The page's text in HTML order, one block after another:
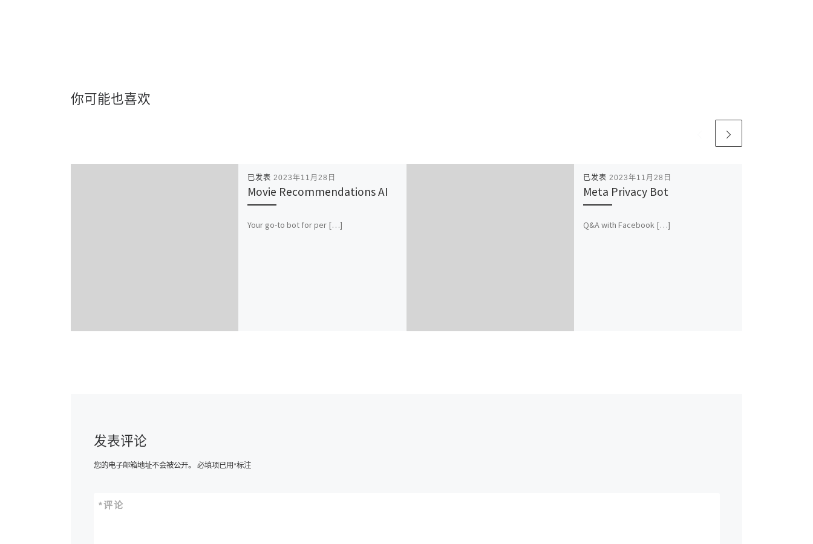
你可能也喜欢
已发表 2023年11月28日
Movie Recommendations AI
Your go-to bot for per […]
已发表 2023年11月28日
Meta Privacy Bot
Q&A with Facebook […]
发表评论
您的电子邮箱地址不会被公开。 必填项已用*标注
评论
*